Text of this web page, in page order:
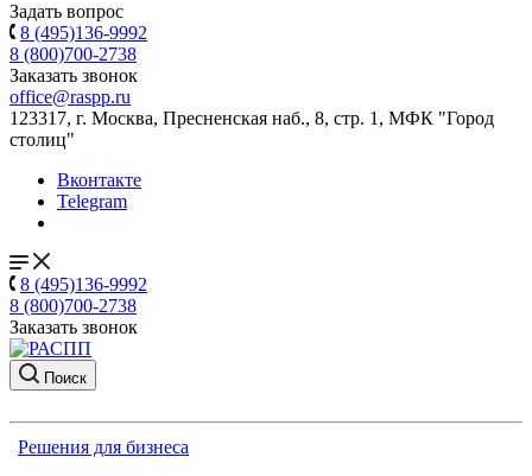
Задать вопрос
8 (495)136-9992
8 (800)700-2738
Заказать звонок
office@raspp.ru
123317, г. Москва, Пресненская наб., 8, стр. 1, МФК "Город
столиц"
Вконтакте
Telegram
8 (495)136-9992
8 (800)700-2738
Заказать звонок
Поиск
Решения для бизнеса